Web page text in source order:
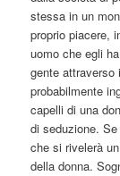
stessa in un
proprio piacere,
uomo che egli
gente attraverso
probabilmente
capelli di una
di seduzione.
che si rivelerà
della donna.